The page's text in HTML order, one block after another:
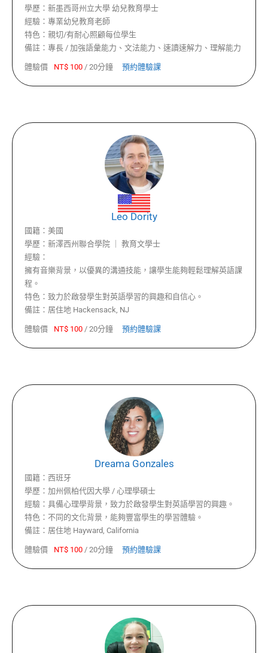
學歷： 新墨西哥州立大學 幼兒教育學士
經驗： 專業幼兒教育老師
特色： 親切/有耐心照顧每位學生
備註： 專長 / 加強語彙能力、文法能力、速讀速解力、理解能力
體驗價 NT$ 100 / 20分鐘 預約體驗課
Leo Dority
國籍： 美國
學歷： 新澤西州聯合學院 ｜ 教育文學士
經驗：
擁有音樂背景，以優異的溝通技能，讓學生能夠輕鬆理解英語課
程。
特色： 致力於啟發學生對英語學習的興趣和自信心。
備註： 居住地 Hackensack, NJ
體驗價 NT$ 100 / 20分鐘 預約體驗課
Dreama Gonzales
國籍： 西班牙
學歷： 加州佩柏代因大學 / 心理學碩士
經驗： 具備心理學背景，致力於啟發學生對英語學習的興趣。
特色： 不同的文化背景，能夠豐富學生的學習體驗。
備註： 居住地 Hayward, California
體驗價 NT$ 100 / 20分鐘 預約體驗課